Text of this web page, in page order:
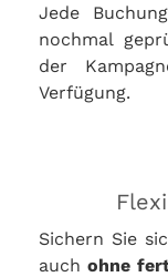
Jede
nochmal
der
Verfügung.
Sichern Sie
auch ohne